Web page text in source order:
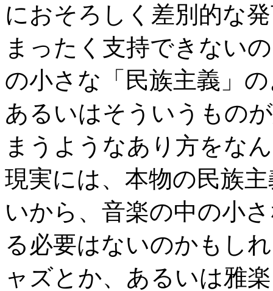
におそろしく差別的な
まったく支持できない
の小さな「民族主義」
あるいはそういうもの
まうようなあり方をな
現実には、本物の民族
いから、音楽の中の小
る必要はないのかもし
ャズとか、あるいは雅